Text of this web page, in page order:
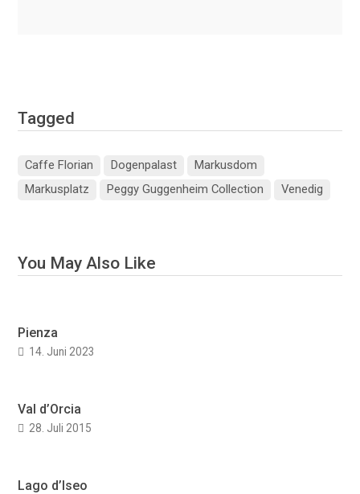
Tagged
Caffe Florian Dogenpalast
Markusdom
Markusplatz
Peggy Guggenheim Collection Venedig
You May Also Like
Pienza
14. Juni 2023
Val d’Orcia
28. Juli 2015
Lago d’Iseo